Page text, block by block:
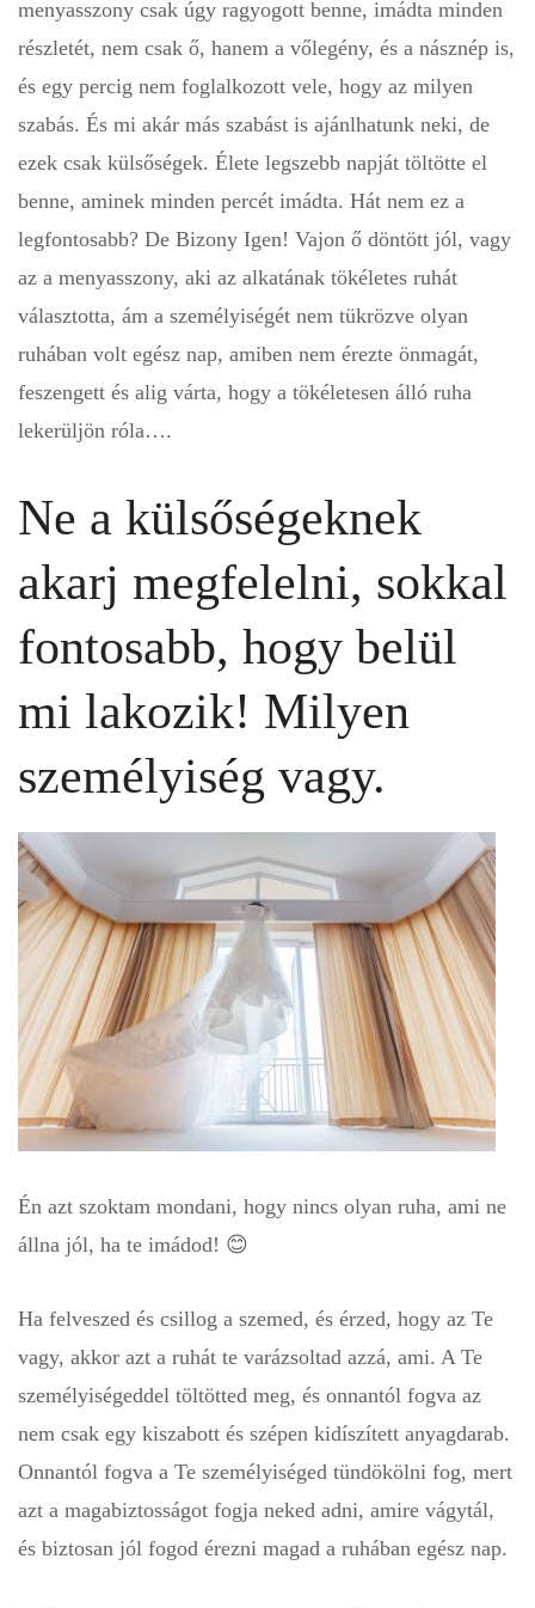
menyasszony csak úgy ragyogott benne, imádta minden
részletét, nem csak ő, hanem a vőlegény, és a násznép is,
és egy percig nem foglalkozott vele, hogy az milyen
szabás. És mi akár más szabást is ajánlhatunk neki, de
ezek csak külsőségek. Élete legszebb napját töltötte el
benne, aminek minden percét imádta. Hát nem ez a
legfontosabb? De Bizony Igen! Vajon ő döntött jól, vagy
az a menyasszony, aki az alkatának tökéletes ruhát
választotta, ám a személyiségét nem tükrözve olyan
ruhában volt egész nap, amiben nem érezte önmagát,
feszengett és alig várta, hogy a tökéletesen álló ruha
lekerüljön róla….
Ne a külsőségeknek
akarj megfelelni, sokkal
fontosabb, hogy belül
mi lakozik! Milyen
személyiség vagy.
Én azt szoktam mondani, hogy nincs olyan ruha, ami ne
állna jól, ha te imádod! 😊
Ha felveszed és csillog a szemed, és érzed, hogy az Te
vagy, akkor azt a ruhát te varázsoltad azzá, ami. A Te
személyiségeddel töltötted meg, és onnantól fogva az
nem csak egy kiszabott és szépen kidíszített anyagdarab.
Onnantól fogva a Te személyiséged tündökölni fog, mert
azt a magabiztosságot fogja neked adni, amire vágytál,
és biztosan jól fogod érezni magad a ruhában egész nap.